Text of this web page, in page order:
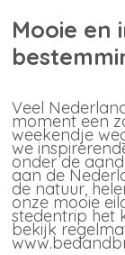
Mooie en
Veel
moment een
weekendje
we
onder de
aan de
de natuur,
onze mooie
stedentrip het
bekijk